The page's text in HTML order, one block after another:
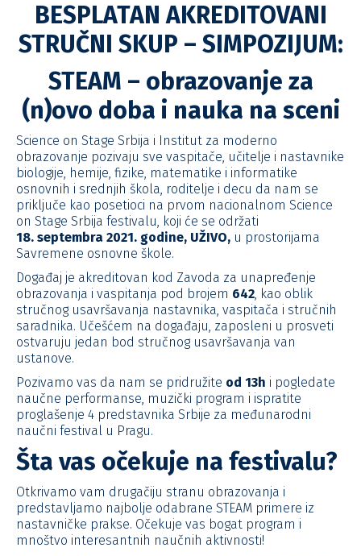
BESPLATAN AKREDITOVANI
STRUČNI SKUP – SIMPOZIJUM:
STEAM – obrazovanje za
(n)ovo doba i nauka na sceni
Science on Stage Srbija i Institut za moderno
obrazovanje pozivaju sve vaspitače, učitelje i nastavnike
biologije, hemije, fizike, matematike i informatike
osnovnih i srednjih škola, roditelje i decu da nam se
priključe kao posetioci na prvom nacionalnom Science
on Stage Srbija festivalu, koji će se održati
18. septembra 2021. godine, UŽIVO, u prostorijama
Savremene osnovne škole.
Događaj je akreditovan kod Zavoda za unapređenje
obrazovanja i vaspitanja pod brojem 642, kao oblik
stručnog usavršavanja nastavnika, vaspitača i stručnih
saradnika. Učešćem na događaju, zaposleni u prosveti
ostvaruju jedan bod stručnog usavršavanja van
ustanove.
Pozivamo vas da nam se pridružite od 13h i pogledate
naučne performanse, muzički program i ispratite
proglašenje 4 predstavnika Srbije za međunarodni
naučni festival u Pragu.
Šta vas očekuje na festivalu?
Otkrivamo vam drugačiju stranu obrazovanja i
predstavljamo najbolje odabrane STEAM primere iz
nastavničke prakse. Očekuje vas bogat program i
mnoštvo interesantnih naučnih aktivnosti!